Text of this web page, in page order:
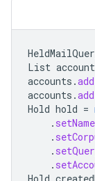
List
accounts .add
accounts .add
Hold hold =
. setName
.
.
.